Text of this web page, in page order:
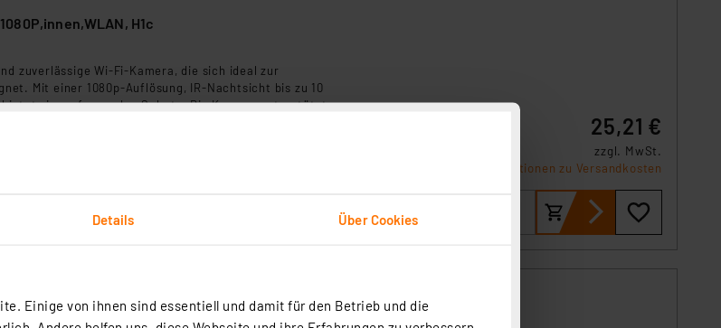
Details Über Cookies
Einige von ihnen sind essentiell und damit für den Betrieb und die
H1c
zuverlässige Wi-Fi-Kamera, die sich ideal zur
Mit einer 1080p-Auflösung, IR-Nachtsicht bis zu 10
sie umfassenden Schutz. Die Kamera unterstützt
25,21 €
zzgl. MwSt.
Informationen zu Versandkosten